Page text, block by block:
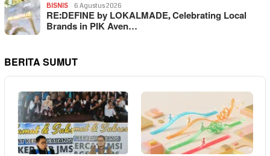
BISNIS 6 Agustus 2026
RE:DEFINE by LOKALMADE, Celebrating Local
Brands in PIK Aven…
BERITA SUMUT